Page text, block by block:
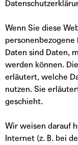
Wenn Sie diese
personenbezogene
Daten sind Daten,
werden können.
erläutert, welche
nutzen. Sie
geschieht.
Wir weisen darauf
Internet (z. B. bei